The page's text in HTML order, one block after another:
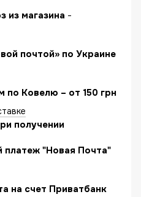
из магазина -
почтой» по Украине
по Ковелю – от 150 грн
получении
платеж "Новая Почта"
на счет Приватбанк